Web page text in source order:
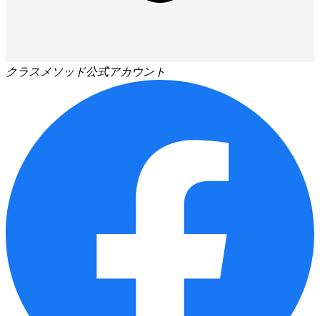
クラスメソッド公式アカウント